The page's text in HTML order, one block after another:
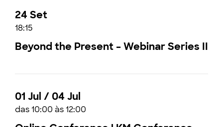
24 Set
18:15
Beyond the Present – Webinar Series II
01 Jul / 04 Jul
das 10:00 às 12:00